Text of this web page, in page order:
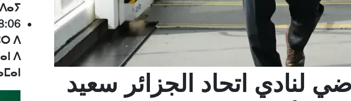
لنادي اتحاد الجزائر سعيد
ⴷ
ⴷ